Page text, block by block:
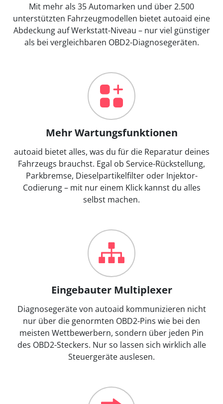
Mit mehr als 35 Automarken und über 2.500
unterstützten Fahrzeugmodellen bietet autoaid eine
Abdeckung auf Werkstatt-Niveau – nur viel günstiger
als bei vergleichbaren OBD2-Diagnosegeräten.
Mehr Wartungsfunktionen
autoaid bietet alles, was du für die Reparatur deines
Fahrzeugs brauchst. Egal ob Service-Rückstellung,
Parkbremse, Dieselpartikelfilter oder Injektor-
Codierung – mit nur einem Klick kannst du alles
selbst machen.
Eingebauter Multiplexer
Diagnosegeräte von autoaid kommunizieren nicht
nur über die genormten OBD2-Pins wie bei den
meisten Wettbewerbern, sondern über jeden Pin
des OBD2-Steckers. Nur so lassen sich wirklich alle
Steuergeräte auslesen.